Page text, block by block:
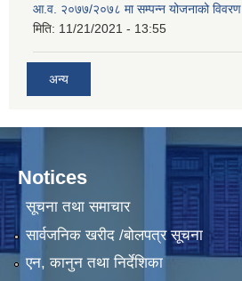
आ.व. २०७७/२०७८ मा सम्पन्न योजनाको विवरण
मिति: 11/21/2021 - 13:55
अन्य
Notices
सूचना तथा समाचार
सार्वजनिक खरीद /बोलपत्र सूचना
एन, कानुन तथा निर्देशिका